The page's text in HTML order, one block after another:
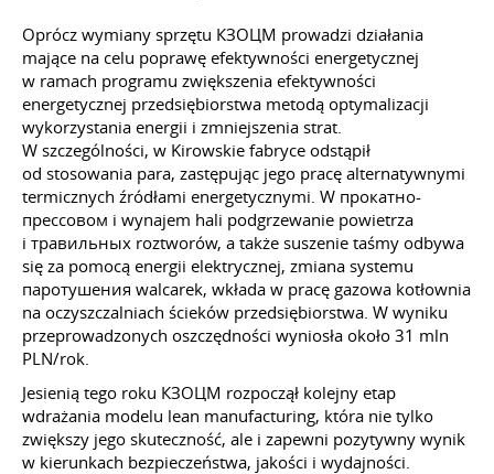
Oprócz wymiany sprzętu КЗОЦМ prowadzi działania
mające na celu poprawę efektywności energetycznej
w ramach programu zwiększenia efektywności
energetycznej przedsiębiorstwa metodą optymalizacji
wykorzystania energii i zmniejszenia strat.
W szczególności, w Kirowskie fabryce odstąpił
od stosowania para, zastępując jego pracę alternatywnymi
termicznych źródłami energetycznymi. W прокатно-
прессовом i wynajem hali podgrzewanie powietrza
i травильных roztworów, a także suszenie taśmy odbywa
się za pomocą energii elektrycznej, zmiana systemu
паротушения walcarek, wkłada w pracę gazowa kotłownia
na oczyszczalniach ścieków przedsiębiorstwa. W wyniku
przeprowadzonych oszczędności wyniosła około 31 mln
PLN/rok.
Jesienią tego roku КЗОЦМ rozpoczął kolejny etap
wdrażania modelu lean manufacturing, która nie tylko
zwiększy jego skuteczność, ale i zapewni pozytywny wynik
w kierunkach bezpieczeństwa, jakości i wydajności.